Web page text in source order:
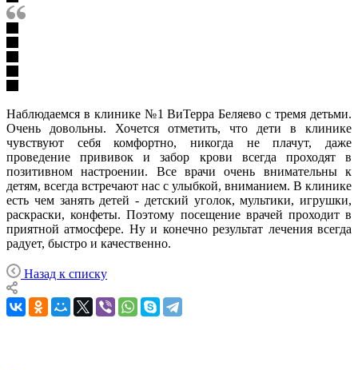
Наблюдаемся в клинике №1 ВиТерра Беляево с тремя детьми.
Очень довольны. Хочется отметить, что дети в клинике
чувствуют себя комфортно, никогда не плачут, даже
проведение прививок и забор крови всегда проходят в
позитивном настроении. Все врачи очень внимательны к
детям, всегда встречают нас с улыбкой, вниманием. В клинике
есть чем занять детей - детский уголок, мультики, игрушки,
раскраски, конфеты. Поэтому посещение врачей проходит в
приятной атмосфере. Ну и конечно результат лечения всегда
радует, быстро и качественно.
Назад к списку